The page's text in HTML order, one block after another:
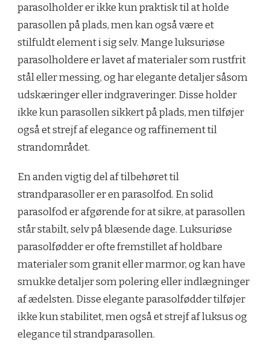
parasolholder er ikke kun praktisk til at holde
parasollen på plads, men kan også være et
stilfuldt element i sig selv. Mange luksuriøse
parasolholdere er lavet af materialer som rustfrit
stål eller messing, og har elegante detaljer såsom
udskæringer eller indgraveringer. Disse holder
ikke kun parasollen sikkert på plads, men tilføjer
også et strejf af elegance og raffinement til
strandområdet.
En anden vigtig del af tilbehøret til
strandparasoller er en parasolfod. En solid
parasolfod er afgørende for at sikre, at parasollen
står stabilt, selv på blæsende dage. Luksuriøse
parasolfødder er ofte fremstillet af holdbare
materialer som granit eller marmor, og kan have
smukke detaljer som polering eller indlægninger
af ædelsten. Disse elegante parasolfødder tilføjer
ikke kun stabilitet, men også et strejf af luksus og
elegance til strandparasollen.